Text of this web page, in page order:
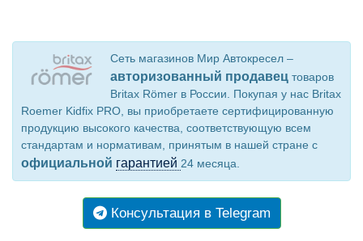
Сеть магазинов Мир Автокресел –
авторизованный продавец товаров
Britax Römer в России. Покупая у нас Britax
Roemer Kidfix PRO, вы приобретаете сертифицированную
продукцию высокого качества, соответствующую всем
стандартам и нормативам, принятым в нашей стране с
официальной гарантией 24 месяца.
Консультация в Telegram